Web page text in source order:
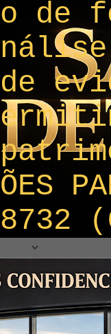
de